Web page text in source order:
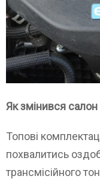
Як змінився салон
Топові
похвалитись
трансмісійного